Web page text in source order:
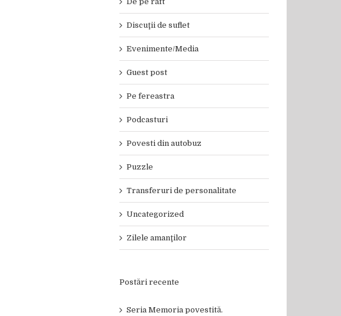
Discuţii de suflet
Evenimente/Media
Guest post
Pe fereastra
Podcasturi
Povesti din autobuz
Puzzle
Transferuri de personalitate
Uncategorized
Zilele amanţilor
Postări recente
Seria Memoria povestită.